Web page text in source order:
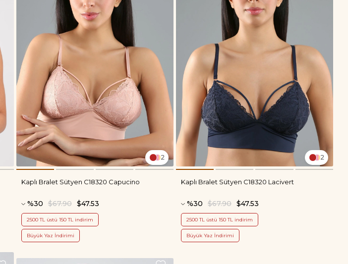
2
Kaplı Bralet Sütyen C18320 Capucino
%30 $47.53
$67.90
2500 TL üstü 150 TL indirim
Büyük Yaz İndirimi
2
Kaplı Bralet Sütyen C18320 Lacivert
%30 $47.53
$67.90
2500 TL üstü 150 TL indirim
Büyük Yaz İndirimi